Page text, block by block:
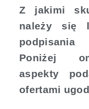
Z jakimi
należy się
podpisania
Poniżej
aspekty
ofertami